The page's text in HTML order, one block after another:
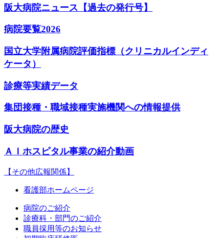
阪大病院ニュース【過去の発行号】
病院要覧2026
国立大学附属病院評価指標（クリニカルインディ
ケータ）
診療等実績データ
集団接種・職域接種実施機関への情報提供
阪大病院の歴史
ＡＩホスピタル事業の紹介動画
【その他広報関係】
看護部ホームページ
病院のご紹介
診療科・部門のご紹介
職員採用等のお知らせ